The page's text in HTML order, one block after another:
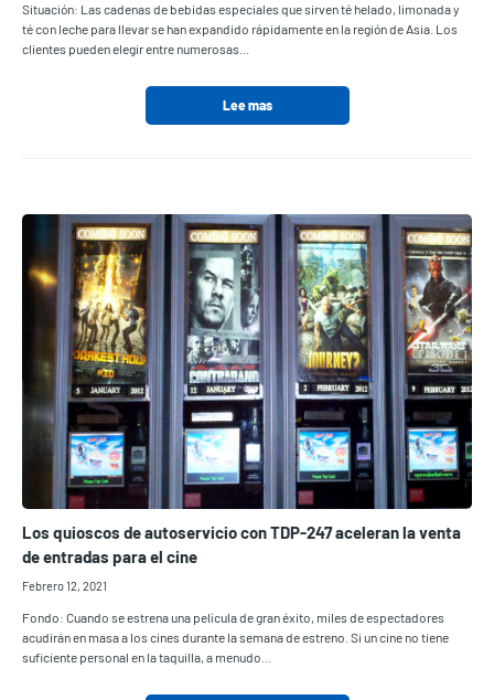
Situación: Las cadenas de bebidas especiales que sirven té helado, limonada y
té con leche para llevar se han expandido rápidamente en la región de Asia. Los
clientes pueden elegir entre numerosas...
Lee mas
Los quioscos de autoservicio con TDP-247 aceleran la venta
de entradas para el cine
Febrero 12, 2021
Fondo: Cuando se estrena una película de gran éxito, miles de espectadores
acudirán en masa a los cines durante la semana de estreno. Si un cine no tiene
suficiente personal en la taquilla, a menudo...